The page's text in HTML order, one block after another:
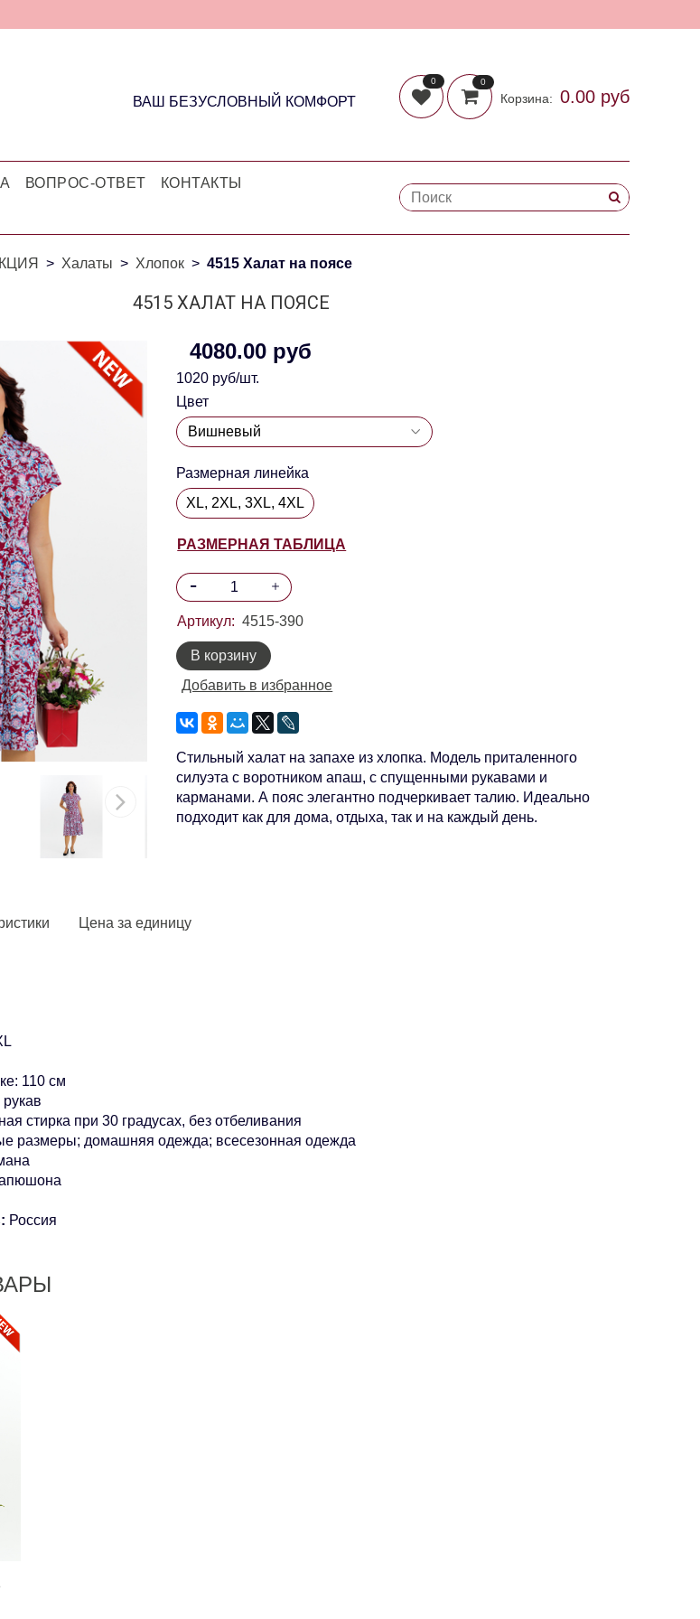
ВАШ БЕЗУСЛОВНЫЙ КОМФОРТ
0 0
Корзина: 0.00 руб
ВОПРОС-ОТВЕТ
КОНТАКТЫ
Халаты Хлопок 4515 Халат на поясе
4515 ХАЛАТ НА ПОЯСЕ
4080.00 руб
1020 руб/шт.
Цвет
Размерная линейка
XL, 2XL, 3XL, 4XL
РАЗМЕРНАЯ ТАБЛИЦА
Артикул: 4515-390
В корзину
Добавить в избранное
Стильный халат на запахе из хлопка. Модель приталенного
силуэта с воротником апаш, с спущенными рукавами и
карманами. А пояс элегантно подчеркивает талию. Идеально
подходит как для дома, отдыха, так и на каждый день.
110 см
рукав
стирка при 30 градусах, без отбеливания
размеры; домашняя одежда; всесезонная одежда
Россия
Цена за единицу